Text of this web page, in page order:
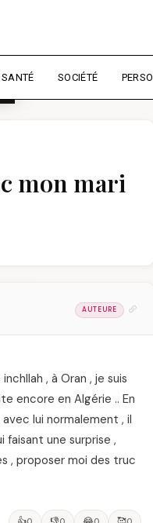
SANTÉ SOCIÉTÉ PERSO
mon mari
AUTEURE
, à Oran , je suis
encore en Algérie .. En
lui normalement , il
faisant une surprise ,
, proposer moi des truc